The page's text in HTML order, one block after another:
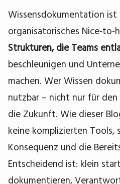
Wissensdokumentation ist
organisatorisches Nice-to-
Strukturen, die Teams
beschleunigen und
machen. Wer Wissen
nutzbar – nicht nur für
die Zukunft. Wie dieser
keine komplizierten Tools,
Konsequenz und die
Entscheidend ist: klein
dokumentieren,